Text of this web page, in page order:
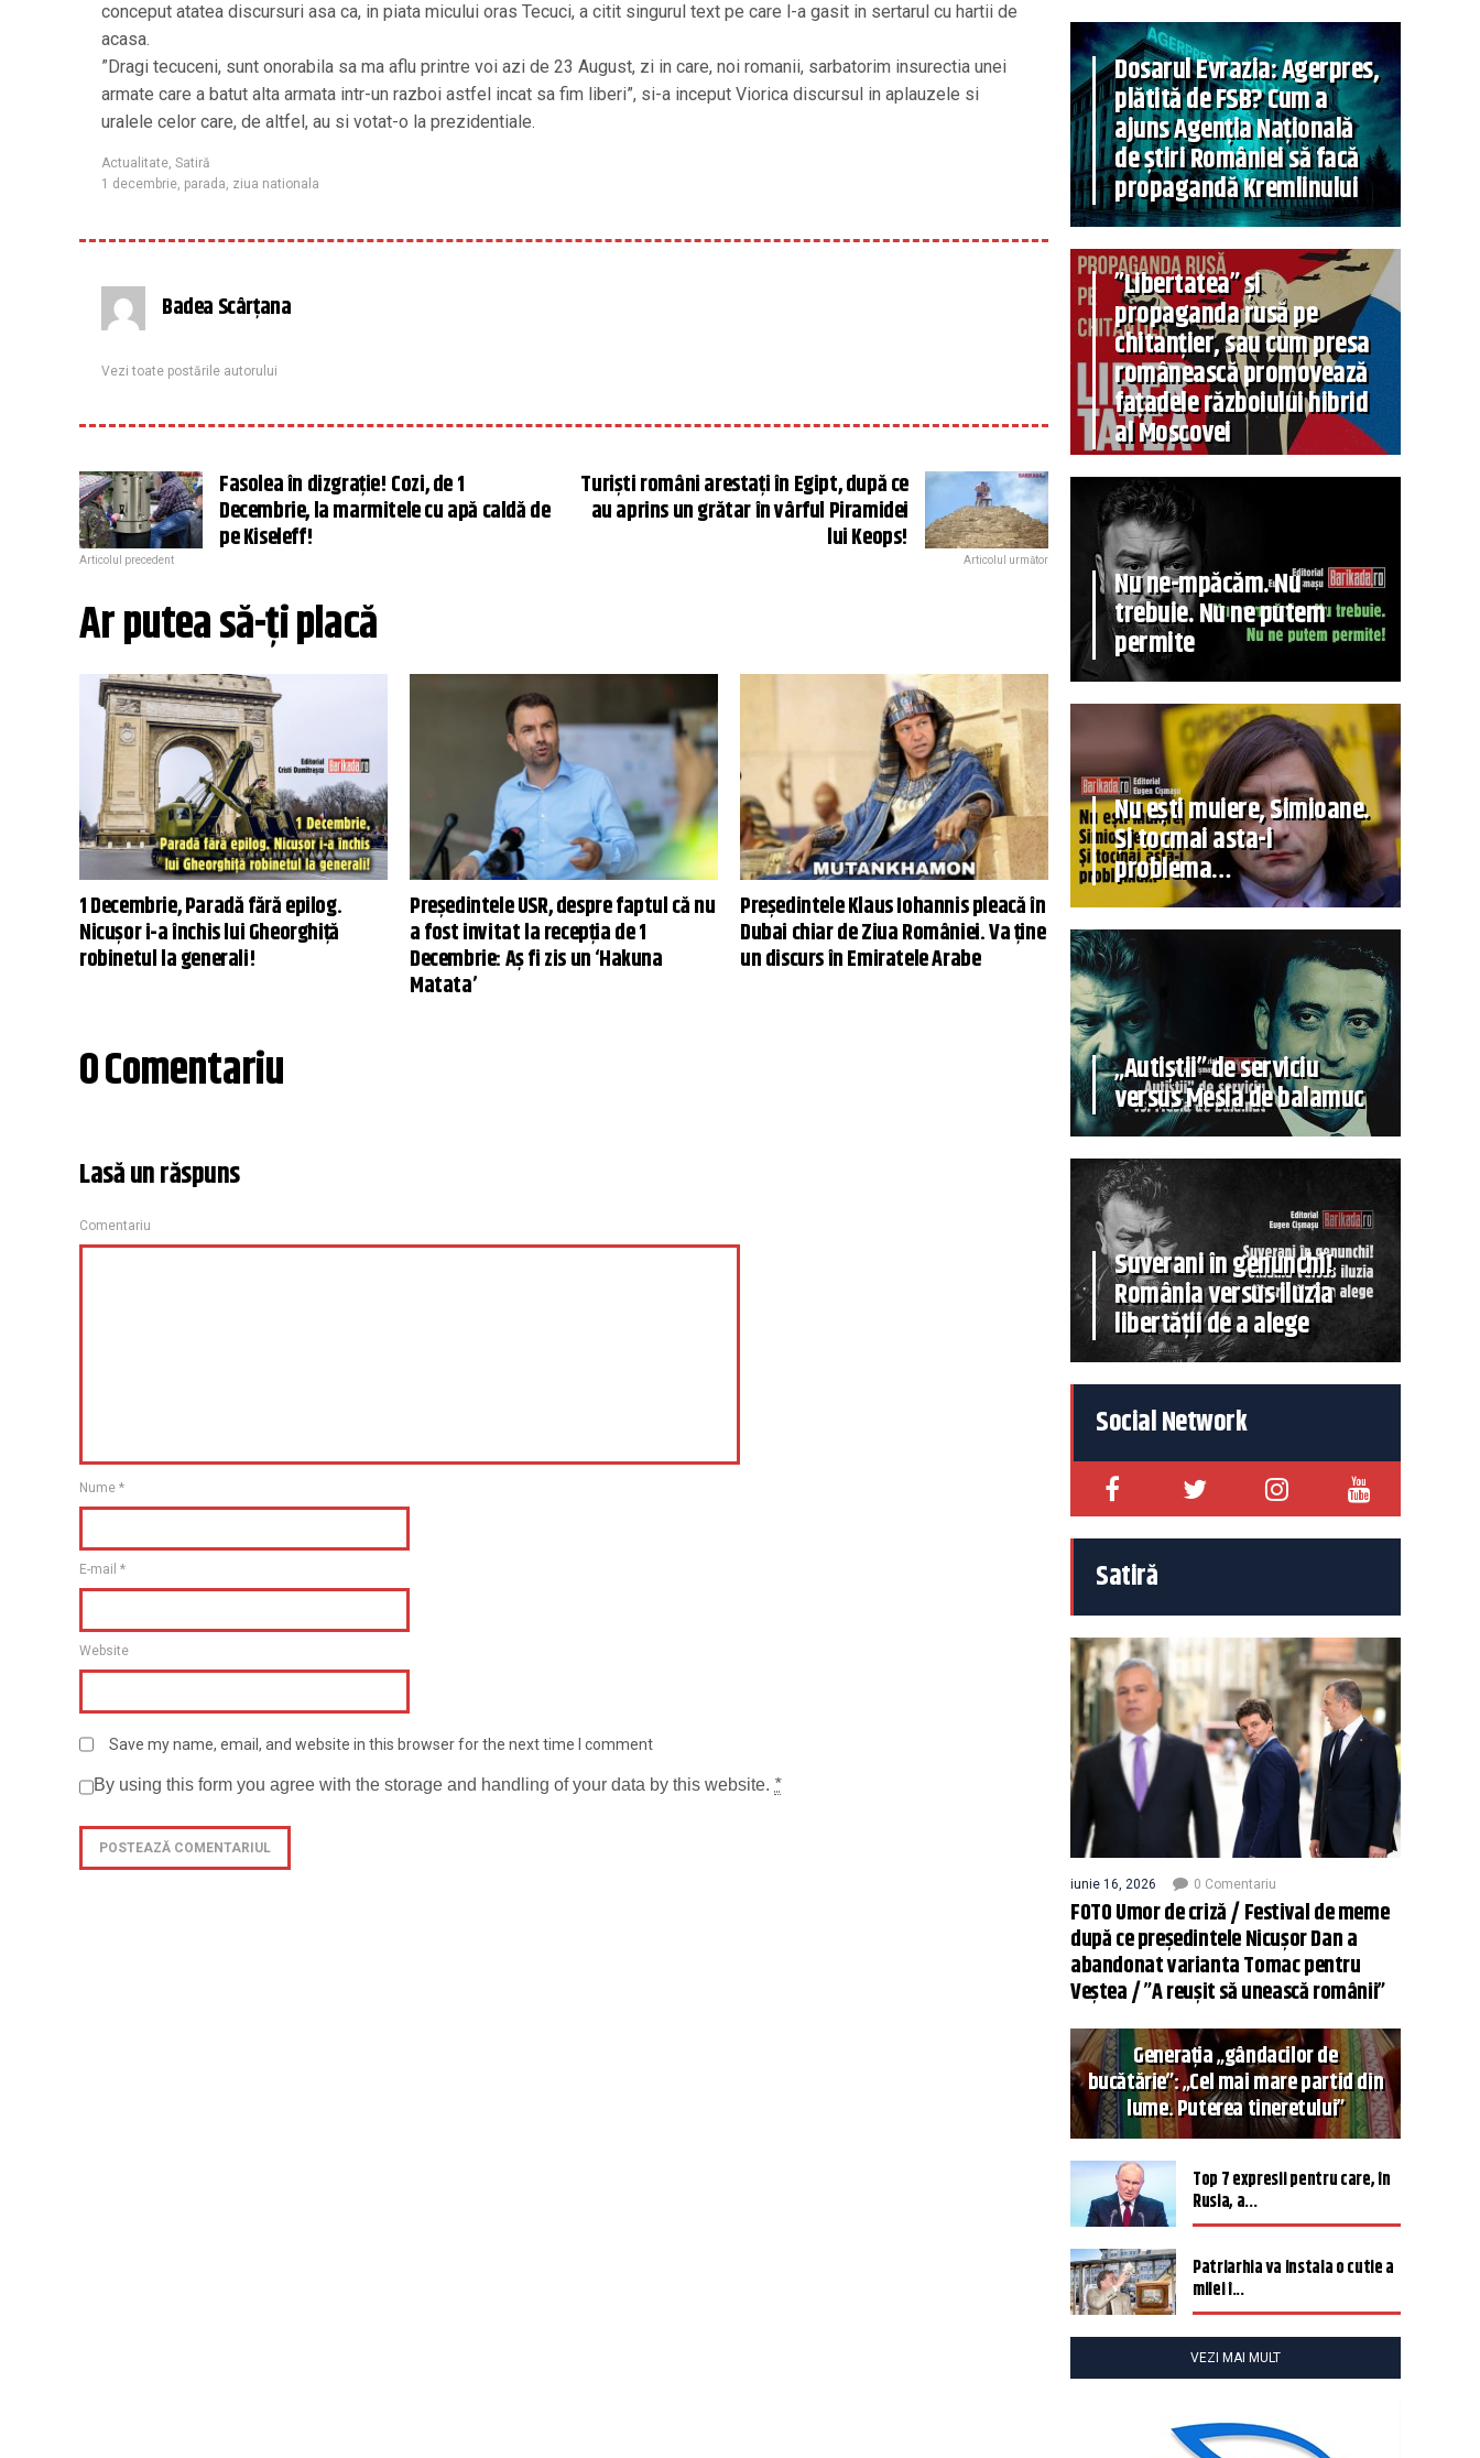
conceput atatea discursuri asa ca, in piata micului oras Tecuci, a citit singurul text pe care l-a gasit in sertarul cu hartii de
acasa.
”Dragi tecuceni, sunt onorabila sa ma aflu printre voi azi de 23 August, zi in care, noi romanii, sarbatorim insurectia unei
armate care a batut alta armata intr-un razboi astfel incat sa fim liberi”, si-a inceput Viorica discursul in aplauzele si
uralele celor care, de altfel, au si votat-o la prezidentiale.
Actualitate, Satiră
1 decembrie, parada, ziua nationala
Badea Scârțana
Vezi toate postările autorului
Fasolea în dizgrație! Cozi, de 1
Decembrie, la marmitele cu apă caldă de
pe Kiseleff!
Articolul precedent
Turiști români arestați în Egipt, după ce
au aprins un grătar în vârful Piramidei
lui Keops!
Articolul următor
Ar putea să-ți placă
1 Decembrie, Paradă fără epilog.
Nicușor i-a închis lui Gheorghiță
robinetul la generali!
Președintele USR, despre faptul că nu
a fost invitat la recepţia de 1
Decembrie: Aş fi zis un ‘Hakuna
Matata’
Președintele Klaus Iohannis pleacă în
Dubai chiar de Ziua României. Va ține
un discurs în Emiratele Arabe
0 Comentariu
Lasă un răspuns
Comentariu
Nume *
E-mail *
Website
Save my name, email, and website in this browser for the next time I comment
By using this form you agree with the storage and handling of your data by this website. *
Dosarul Evrazia: Agerpres,
plătită de FSB? Cum a
ajuns Agenția Națională
de știri României să facă
propagandă Kremlinului
”Libertatea” și
propaganda rusă pe
chitanțier, sau cum presa
românească promovează
fațadele războiului hibrid
al Moscovei
Nu ne-mpăcăm. Nu
trebuie. Nu ne putem
permite
Nu ești muiere, Simioane.
Și tocmai asta-i
problema…
„Autiștii” de serviciu
versus Mesia de balamuc
Suverani în genunchi!
România versus iluzia
libertății de a alege
Social Network
Satiră
iunie 16, 2026 0 Comentariu
FOTO Umor de criză / Festival de meme
după ce președintele Nicușor Dan a
abandonat varianta Tomac pentru
Veștea / ”A reușit să unească românii”
Generația „gândacilor de
bucătărie”: „Cel mai mare partid din
lume. Puterea tineretului”
Top 7 expresii pentru care, în
Rusia, a...
Patriarhia va instala o cutie a
milei î...
VEZI MAI MULT